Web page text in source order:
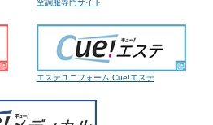
空調服専門サイト
エステユニフォーム Cue!エステ